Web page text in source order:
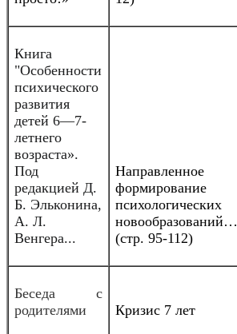
Книга
"Особенности
психического
развития
детей 6—7-
летнего
возраста».
Под
редакцией Д.
Б. Эльконина,
А. Л.
Венгера...
Направленное
формирование
психологических
новообразований…
(стр. 95-112)
Беседа с
родителями
Кризис 7 лет